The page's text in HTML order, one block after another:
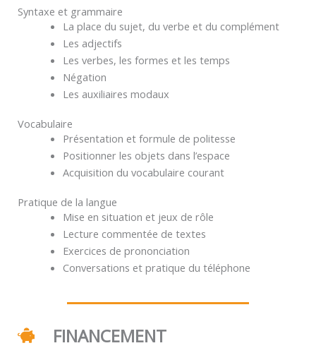
Syntaxe et grammaire
La place du sujet, du verbe et du complément
Les adjectifs
Les verbes, les formes et les temps
Négation
Les auxiliaires modaux
Vocabulaire
Présentation et formule de politesse
Positionner les objets dans l’espace
Acquisition du vocabulaire courant
Pratique de la langue
Mise en situation et jeux de rôle
Lecture commentée de textes
Exercices de prononciation
Conversations et pratique du téléphone
FINANCEMENT